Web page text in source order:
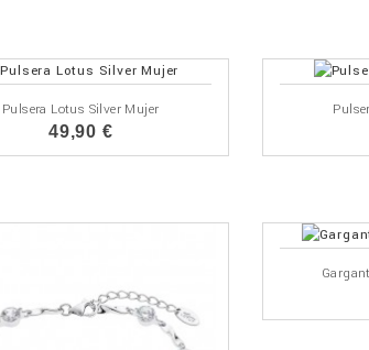
Pulsera Lotus Silver Mujer
49,90 €